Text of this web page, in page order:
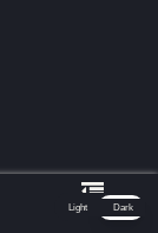
サイドバー
Light Dark